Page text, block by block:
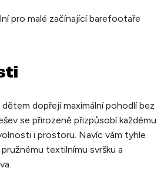
pro malé začínající barefootaře
dopřejí maximální pohodlí bez
se přirozeně přizpůsobí každému
i prostoru. Navíc vám tyhle
textilnímu svršku a